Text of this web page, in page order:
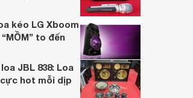
kéo LG Xboom
“MỒM” to đến
JBL 838: Loa
hot mỗi dịp